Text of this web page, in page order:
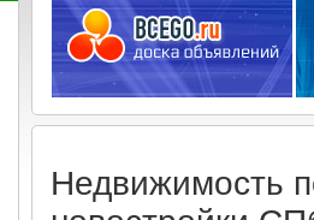
Недвижимость